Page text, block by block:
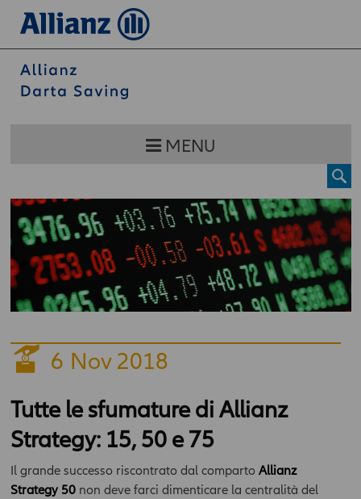
MENU
6 Nov 2018
Tutte le sfumature di Allianz
Strategy: 15, 50 e 75
Il grande successo riscontrato dal comparto Allianz
Strategy 50non deve farci dimenticare la centralità del